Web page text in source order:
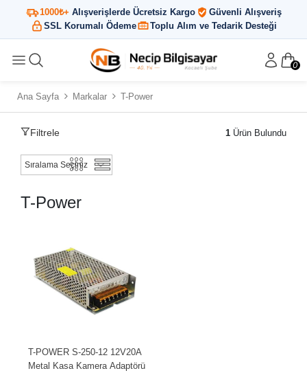
1000₺+ Alışverişlerde Ücretsiz Kargo
Güvenli Alışveriş
SSL Korumalı Ödeme
Toplu Alım ve Tedarik Desteği
0
Ana Sayfa Markalar T-Power
Filtrele 1 Ürün Bulundu
T-Power
T-POWER S-250-12 12V20A
Metal Kasa Kamera Adaptörü